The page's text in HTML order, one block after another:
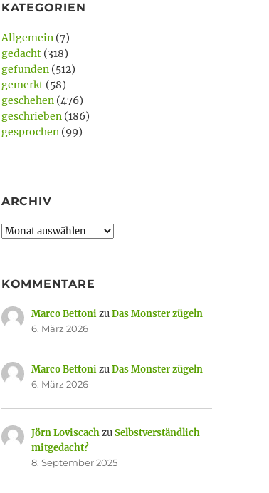
KATEGORIEN
Allgemein(7)
gedacht(318)
gefunden(512)
gemerkt(58)
geschehen(476)
geschrieben(186)
gesprochen(99)
ARCHIV
Archiv
KOMMENTARE
Marco BettonizuDas Monster zügeln
6. März 2026
Marco BettonizuDas Monster zügeln
6. März 2026
Jörn LoviscachzuSelbstverständlich
mitgedacht?
8. September 2025